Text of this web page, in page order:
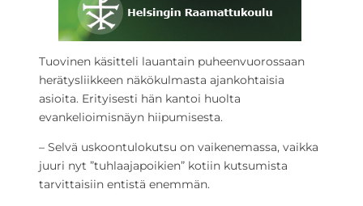
Tuovinen käsitteli lauantain puheenvuorossaan
herätysliikkeen näkökulmasta ajankohtaisia
asioita. Erityisesti hän kantoi huolta
evankelioimisnäyn hiipumisesta.
– Selvä uskoontulokutsu on vaikenemassa, vaikka
juuri nyt ”tuhlaajapoikien” kotiin kutsumista
tarvittaisiin entistä enemmän.